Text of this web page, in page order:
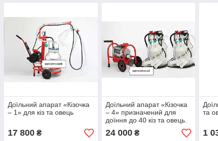
Доїльний апарат «Кізочка
– 1» для кіз та овець
17 800 ₴
Доїльний апарат «Кізочка
– 4» призначений для
доїння до 40 кіз та овець.
24 000₴
та
1